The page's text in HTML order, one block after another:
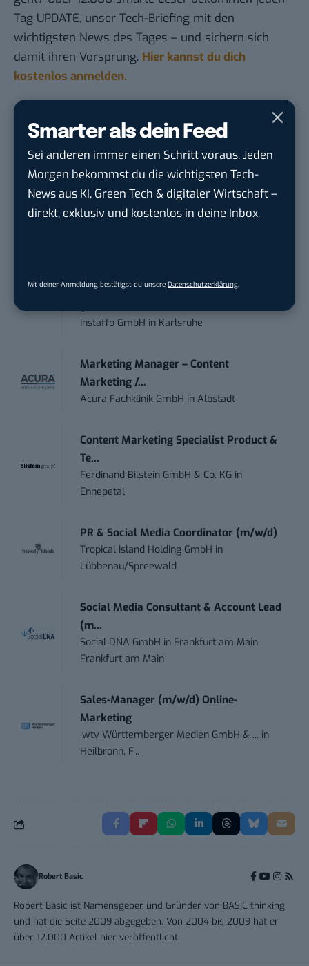
Smarter als dein Feed
Sei anderen immer einen Schritt voraus. Jeden
Morgen bekommst du die wichtigsten Tech-
News aus KI, Green Tech & digitaler Wirtschaft –
direkt, exklusiv und kostenlos in deine Inbox.
Mit deiner Anmeldung bestätigst du unsere Datenschutzerklärung
Tag UPDATE, unser Tech-Briefing mit den
wichtigsten News des Tages – und sichern sich
damit ihren Vorsprung. Hier kannst du dich
kostenlos anmelden.
Social Media Content Creator (m/w/d)
moveUP Media GmbHinDüsseldorf
Anforderungs- und Projektmanager
IT Sales & Online Marketing Manager
Instaffo GmbH in Karlsruhe
Marketing Manager – Content
Marketing /...
Acura Fachklinik GmbH inAlbstadt
Content Marketing Specialist Product &
Te...
Ferdinand Bilstein GmbH & Co. KG in
Ennepetal
PR & Social Media Coordinator (m/w/d)
Tropical Island Holding GmbH in
Lübbenau/Spreewald
Social Media Consultant & Account Lead
(m...
Social DNA GmbH in Frankfurt am Main,
Frankfurt am Main
Sales-Manager (m/w/d) Online-
Marketing
.wtv Württemberger Medien GmbH & ... in
Heilbronn, F...
Robert Basic
Robert Basic ist Namensgeber und Gründer von BASIC thinking
und hat die Seite 2009 abgegeben. Von 2004 bis 2009 hat er
über 12.000 Artikel hier veröffentlicht.